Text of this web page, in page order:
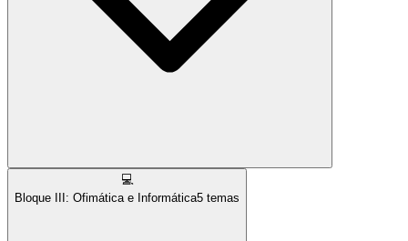
💻
Bloque III: Ofimática e Informática5 temas